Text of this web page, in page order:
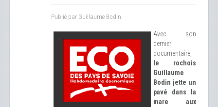
Publié par Guillaume Bodin.
Avec son
dernier
documentaire,
le rochois
Guillaume
Bodin jette un
pavé dans la
mare aux